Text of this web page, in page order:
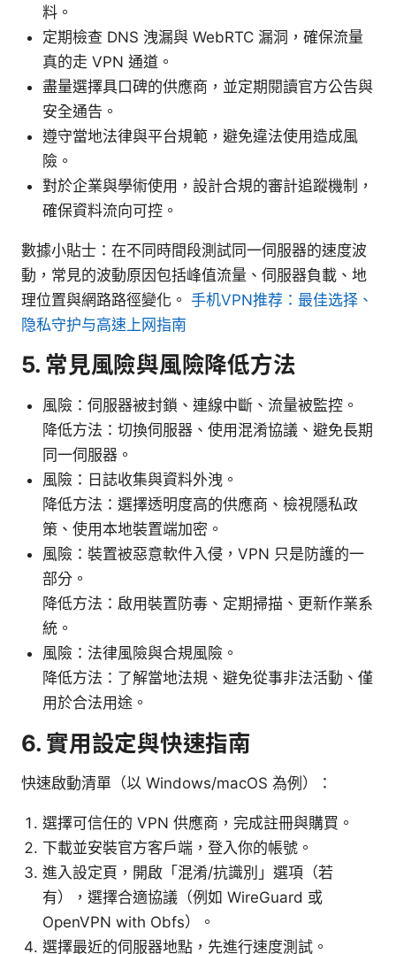
料。
定期檢查 DNS 洩漏與 WebRTC 漏洞，確保流量
真的走 VPN 通道。
盡量選擇具口碑的供應商，並定期閱讀官方公告與
安全通告。
遵守當地法律與平台規範，避免違法使用造成風
險。
對於企業與學術使用，設計合規的審計追蹤機制，
確保資料流向可控。
數據小貼士：在不同時間段測試同一伺服器的速度波
動，常見的波動原因包括峰值流量、伺服器負載、地
理位置與網路路徑變化。 手机VPN推荐：最佳选择、
隐私守护与高速上网指南
5. 常見風險與風險降低方法
風險：伺服器被封鎖、連線中斷、流量被監控。
降低方法：切換伺服器、使用混淆協議、避免長期
同一伺服器。
風險：日誌收集與資料外洩。
降低方法：選擇透明度高的供應商、檢視隱私政
策、使用本地裝置端加密。
風險：裝置被惡意軟件入侵，VPN 只是防護的一
部分。
降低方法：啟用裝置防毒、定期掃描、更新作業系
統。
風險：法律風險與合規風險。
降低方法：了解當地法規、避免從事非法活動、僅
用於合法用途。
6. 實用設定與快速指南
快速啟動清單（以 Windows/macOS 為例）：
選擇可信任的 VPN 供應商，完成註冊與購買。
下載並安裝官方客戶端，登入你的帳號。
進入設定頁，開啟「混淆/抗識別」選項（若
有），選擇合適協議（例如 WireGuard 或
OpenVPN with Obfs）。
選擇最近的伺服器地點，先進行速度測試。